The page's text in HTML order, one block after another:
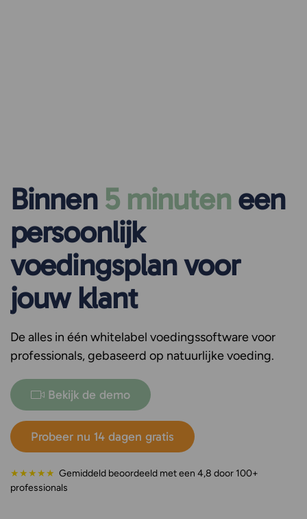
Binnen5 minuteneen
persoonlijk
voedingsplan voor
jouw klant
De alles in één whitelabel voedingssoftware voor
professionals, gebaseerd op natuurlijke voeding.
Bekijk de demo
Probeer nu 14 dagen gratis
★★★★★ Gemiddeld beoordeeld met een 4,8 door 100+
professionals